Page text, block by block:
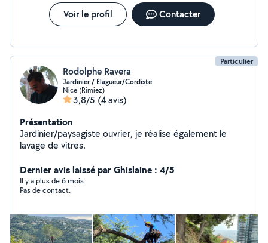
Voir le profil Contacter
Particulier
Rodolphe Ravera
Jardinier / Élagueur/Cordiste
Nice (Rimiez)
3,8/5 (4 avis)
Présentation
Jardinier/paysagiste ouvrier, je réalise également le
lavage de vitres.
Dernier avis laissé par Ghislaine : 4/5
Il y a plus de 6 mois
Pas de contact.